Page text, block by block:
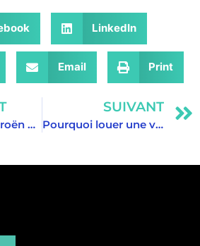
LinkedIn
Email Print
La Nouvelle Citroën C3 Hybride Automatique est arrivée dans notre agence de location à La Réunion
SUIVANT
Pourquoi louer une voiture à La Réunion est indispensable pour découvrir l’île ?